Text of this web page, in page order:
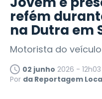
refém
na Dutra em
Motorista do
02 junho 2026 - 12h03
Por da Reportagem